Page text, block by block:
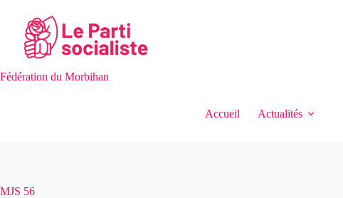
contenu
Fédération du Morbihan
Accueil Actualités
MJS 56